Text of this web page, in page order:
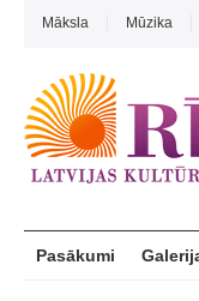
Māksla Mūzika
Pasākumi